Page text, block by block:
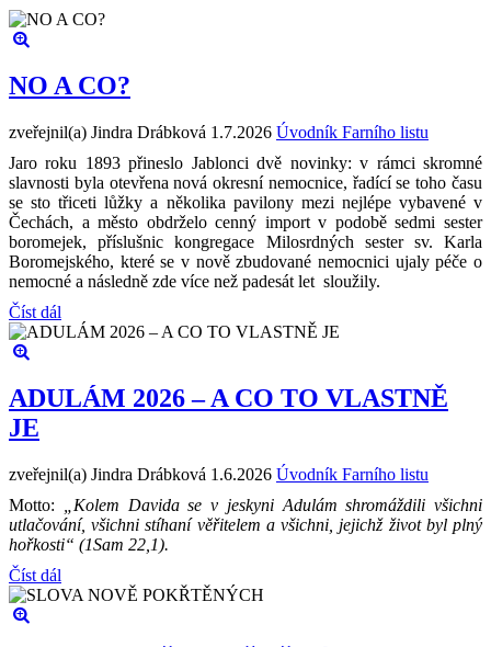
NO A CO?
zveřejnil(a) Jindra Drábková 1.7.2026 Úvodník Farního listu
Jaro roku 1893 přineslo Jablonci dvě novinky: v rámci skromné
slavnosti byla otevřena nová okresní nemocnice, řadící se toho času
se sto třiceti lůžky a několika pavilony mezi nejlépe vybavené v
Čechách, a město obdrželo cenný import v podobě sedmi sester
boromejek, příslušnic kongregace Milosrdných sester sv. Karla
Boromejského, které se v nově zbudované nemocnici ujaly péče o
nemocné a následně zde více než padesát let sloužily.
Číst dál
ADULÁM 2026 – A CO TO VLASTNĚ
JE
zveřejnil(a) Jindra Drábková 1.6.2026 Úvodník Farního listu
Motto:
„Kolem Davida se v jeskyni Adulám shromáždili všichni
utlačování, všichni stíhaní věřitelem a všichni, jejichž život byl plný
hořkosti“ (1Sam 22,1).
Číst dál